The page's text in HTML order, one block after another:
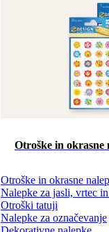
Otroške in okrasne
Otroške in okrasne
Nalepke za jasli, vrtec
Otroški tatuji
Nalepke za označevanje